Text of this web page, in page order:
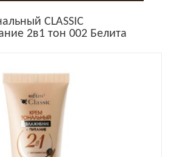
CLASSIC
2в1 тон 002 Белита